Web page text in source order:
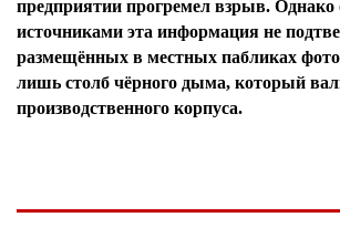
предприятии прогремел взрыв.
источниками эта информация не
размещённых в местных пабликах
лишь столб чёрного дыма, который
производственного корпуса.